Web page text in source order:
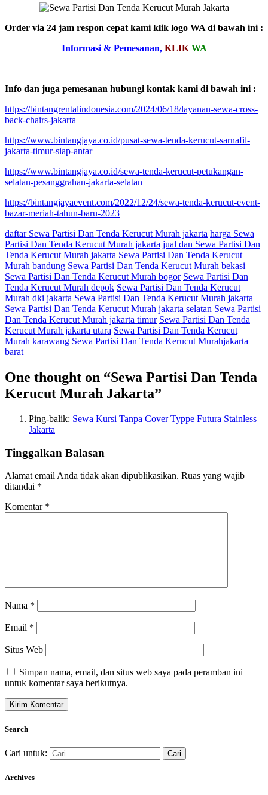
Order via 24 jam respon cepat kami klik logo WA di bawah ini :
Informasi & Pemesanan, KLIK WA
Info dan juga pemesanan hubungi kontak kami di bawah ini :
https://bintangrentalindonesia.com/2024/06/18/layanan-sewa-cross-
back-chairs-jakarta
https://www.bintangjaya.co.id/pusat-sewa-tenda-kerucut-sarnafil-
jakarta-timur-siap-antar
https://www.bintangjaya.co.id/sewa-tenda-kerucut-petukangan-
selatan-pesanggrahan-jakarta-selatan
https://bintangjayaevent.com/2022/12/24/sewa-tenda-kerucut-event-
bazar-meriah-tahun-baru-2023
daftar Sewa Partisi Dan Tenda Kerucut Murah jakarta harga Sewa
Partisi Dan Tenda Kerucut Murah jakarta jual dan Sewa Partisi Dan
Tenda Kerucut Murah jakarta Sewa Partisi Dan Tenda Kerucut
Murah bandung Sewa Partisi Dan Tenda Kerucut Murah bekasi
Sewa Partisi Dan Tenda Kerucut Murah bogor Sewa Partisi Dan
Tenda Kerucut Murah depok Sewa Partisi Dan Tenda Kerucut
Murah dki jakarta Sewa Partisi Dan Tenda Kerucut Murah jakarta
Sewa Partisi Dan Tenda Kerucut Murah jakarta selatan Sewa Partisi
Dan Tenda Kerucut Murah jakarta timur Sewa Partisi Dan Tenda
Kerucut Murah jakarta utara Sewa Partisi Dan Tenda Kerucut
Murah karawang Sewa Partisi Dan Tenda Kerucut Murahjakarta
barat
One thought on “Sewa Partisi Dan Tenda
Kerucut Murah Jakarta”
Ping-balik: Sewa Kursi Tanpa Cover Typpe Futura Stainless
Jakarta
Tinggalkan Balasan
Alamat email Anda tidak akan dipublikasikan. Ruas yang wajib
ditandai *
Komentar *
Nama *
Email *
Situs Web
Simpan nama, email, dan situs web saya pada peramban ini
untuk komentar saya berikutnya.
Search
Cari untuk:
Archives